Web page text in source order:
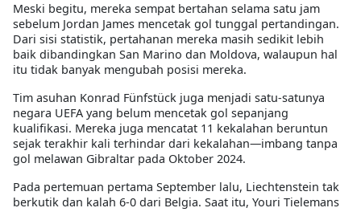
Meski begitu, mereka sempat bertahan selama satu jam
sebelum Jordan James mencetak gol tunggal pertandingan.
Dari sisi statistik, pertahanan mereka masih sedikit lebih
baik dibandingkan San Marino dan Moldova, walaupun hal
itu tidak banyak mengubah posisi mereka.
Tim asuhan Konrad Fünfstück juga menjadi satu-satunya
negara UEFA yang belum mencetak gol sepanjang
kualifikasi. Mereka juga mencatat 11 kekalahan beruntun
sejak terakhir kali terhindar dari kekalahan—imbang tanpa
gol melawan Gibraltar pada Oktober 2024.
Pada pertemuan pertama September lalu, Liechtenstein tak
berkutik dan kalah 6-0 dari Belgia. Saat itu, Youri Tielemans